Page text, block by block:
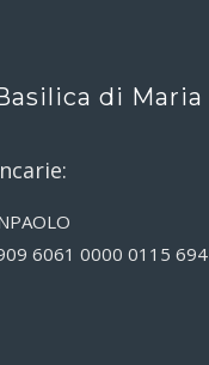
di Maria
6061 0000 0115 694